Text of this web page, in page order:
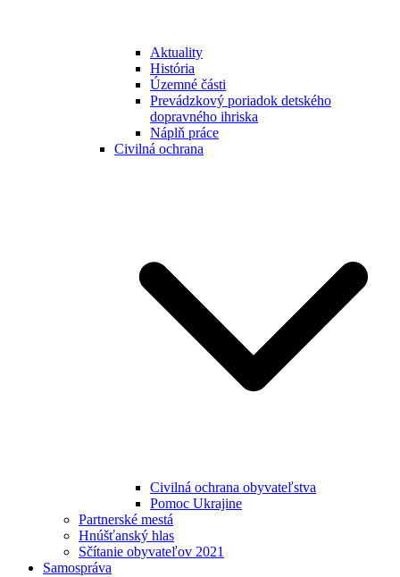
Aktuality
História
Územné části
Prevádzkový poriadok detského
dopravného ihriska
Náplň práce
Civilná ochrana
Civilná ochrana obyvateľstva
Pomoc Ukrajine
Partnerské mestá
Hnúšťanský hlas
Sčítanie obyvateľov 2021
Samospráva